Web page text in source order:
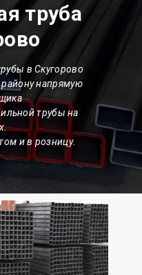
труба
в Скугорово
напрямую
трубы на
и в розницу.